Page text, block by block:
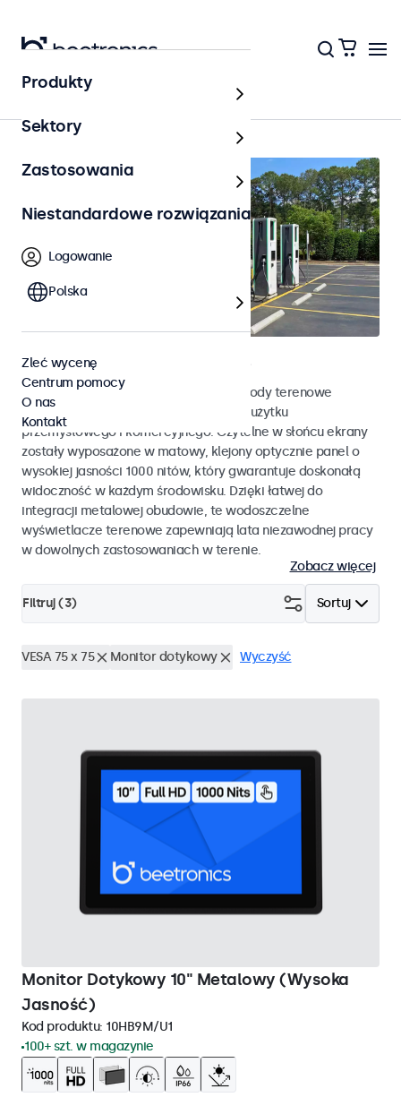
Strona główna
Terenowe monitory dotykowe
Poznaj nasze odporne na działanie pogody terenowe
monitory dotykowe przystosowane do użytku
przemysłowego i komercyjnego. Czytelne w słońcu ekrany
zostały wyposażone w matowy, klejony optycznie panel o
wysokiej jasności 1000 nitów, który gwarantuje doskonałą
widoczność w każdym środowisku. Dzięki łatwej do
integracji metalowej obudowie, te wodoszczelne
wyświetlacze terenowe zapewniają lata niezawodnej pracy
w dowolnych zastosowaniach w terenie.
Zobacz więcej
Sortuj
Filtruj (3)
VESA 75 x 75 Monitor dotykowy Wyczyść
Monitor Dotykowy 10" Metalowy (Wysoka
Jasność)
Kod produktu: 10HB9M/U1
100+ szt. w magazynie
Produkty
Sektory
Zastosowania
Niestandardowe rozwiązania
Logowanie
Polska
Zleć wycenę
Centrum pomocy
O nas
Kontakt